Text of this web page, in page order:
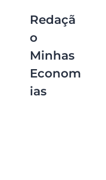
Redaçã
O
Minhas
Econom
Ias